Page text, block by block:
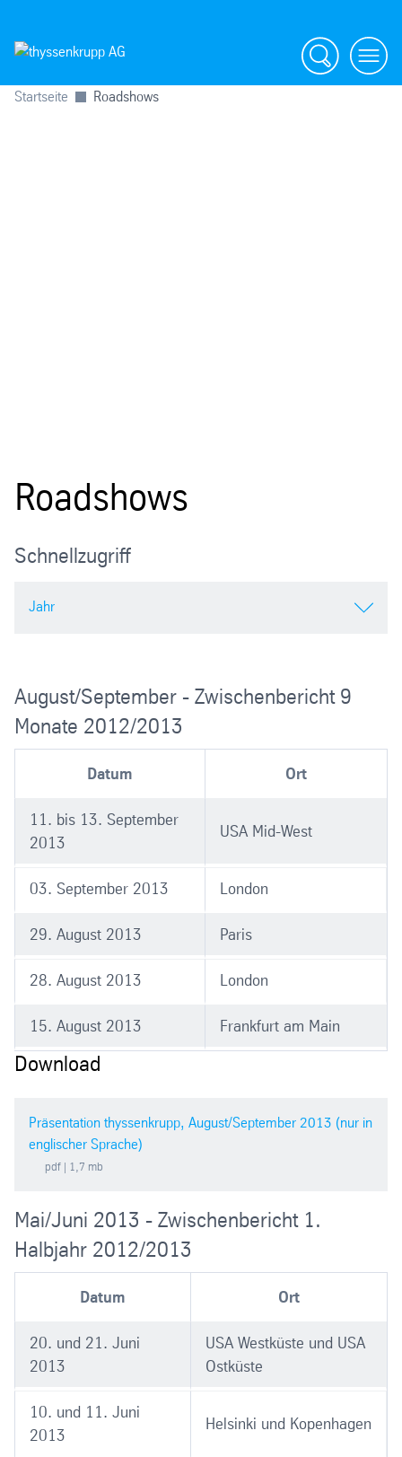
Suche menü
Startseite Roadshows
Roadshows
Schnellzugriff
Jahr
2014/2015
2007/2008
2005/2006
2004/2005
2003/2004
August/September - Zwischenbericht 9
Monate 2012/2013
Datum Ort
11. bis 13. September
2013
USA Mid-West
03. September 2013 London
29. August 2013 Paris
28. August 2013 London
15. August 2013 Frankfurt am Main
Download
Präsentation thyssenkrupp, August/September 2013 (nur in
englischer Sprache)
pdf | 1,7 mb
Mai/Juni 2013 - Zwischenbericht 1.
Halbjahr 2012/2013
Datum Ort
20. und 21. Juni
2013
USA Westküste und USA
Ostküste
10. und 11. Juni
2013
Helsinki und Kopenhagen